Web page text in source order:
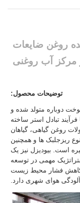
روغن ضایعات
مرکز آب روغنی
توضیحات محصول:
دوباره متولد شده و
تبادل استر ساخته
روغن گیاهی، گیاهان
ریزجلبک ها و همچنین
است. بیودیزل نیز یک
مهمی در توسعه
کاهش فشار محیط زیست
هوای شهری دارد.